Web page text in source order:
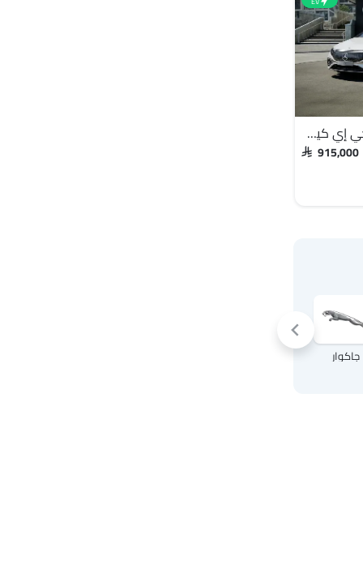
مرسيدس بنز إيه إم جي إي كيو إس
SAR 915,000
جاكوار